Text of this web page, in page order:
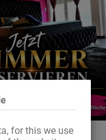
for this we use